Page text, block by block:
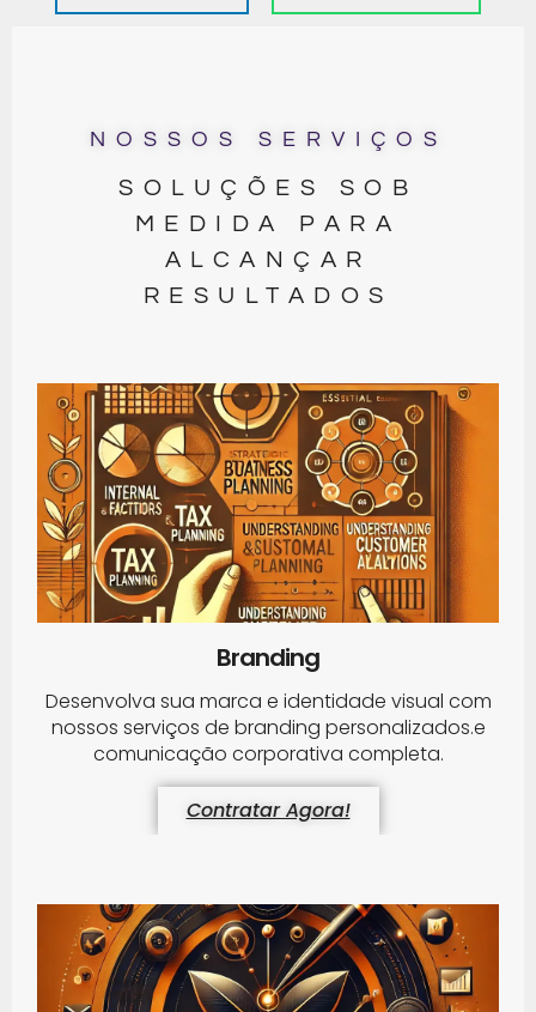
NOSSOS SERVIÇOS
SOLUÇÕES SOB
MEDIDA PARA
ALCANÇAR
RESULTADOS
Branding
Desenvolva sua marca e identidade visual com
nossos serviços de branding personalizados.e
comunicação corporativa completa.
Contratar Agora!